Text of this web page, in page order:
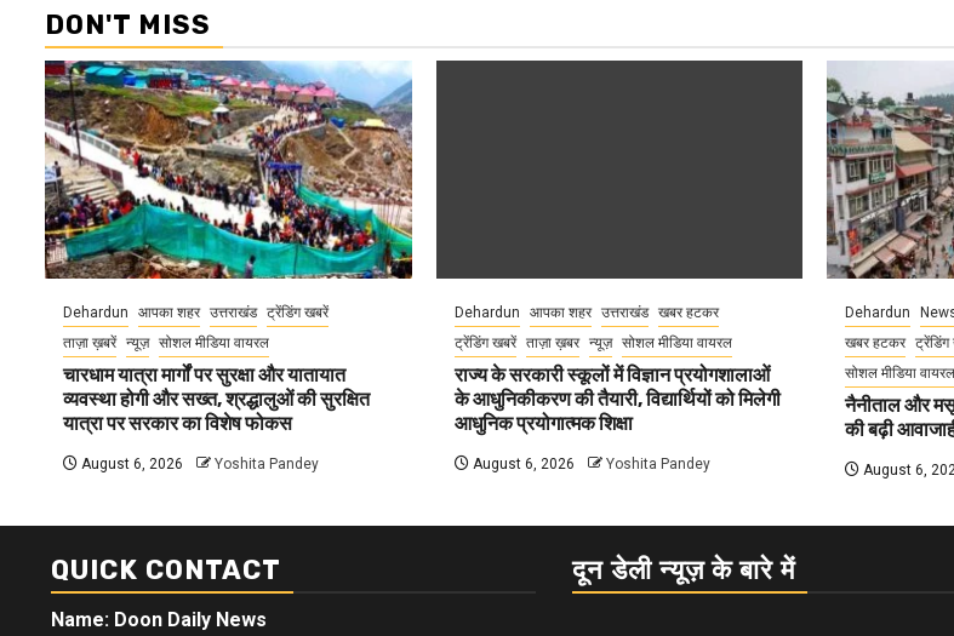
DON'T MISS
Dehardun आपका शहर उत्तराखंड ट्रेंडिंग खबरें
ताज़ा ख़बरें न्यूज़ सोशल मीडिया वायरल
चारधाम यात्रा मार्गों पर सुरक्षा और यातायात
व्यवस्था होगी और सख्त, श्रद्धालुओं की सुरक्षित
यात्रा पर सरकार का विशेष फोकस
August 6, 2026 Yoshita Pandey
Dehardun आपका शहर उत्तराखंड
खबर हटकर
ट्रेंडिंग खबरें
ताज़ा ख़बर न्यूज़ सोशल मीडिया वायरल
राज्य के सरकारी स्कूलों में विज्ञान प्रयोगशालाओं
के आधुनिकीकरण की तैयारी, विद्यार्थियों को मिलेगी
आधुनिक प्रयोगात्मक शिक्षा
August 6, 2026 Yoshita Pandey
Dehardun
खबर हटकर
सोशल मीडिया वायरल
नैनीताल और
की बढ़ी
August 6,
QUICK CONTACT
Name: Doon Daily News
दून डेली न्यूज़ के बारे में